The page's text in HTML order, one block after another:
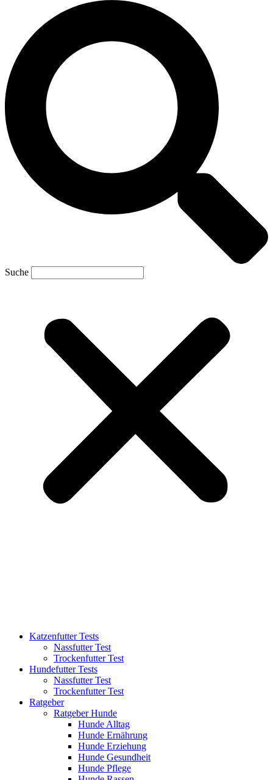
Suche
Katzenfutter Tests
Nassfutter Test
Trockenfutter Test
Hundefutter Tests
Nassfutter Test
Trockenfutter Test
Ratgeber
Ratgeber Hunde
Hunde Alltag
Hunde Ernährung
Hunde Erziehung
Hunde Gesundheit
Hunde Pflege